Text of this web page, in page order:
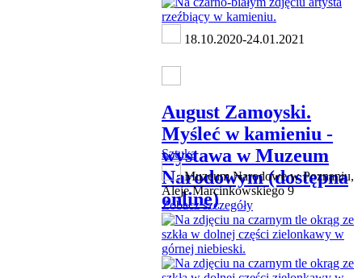
18.10.2020-24.01.2021
August Zamoyski.
Myśleć w kamieniu -
wystawa w Muzeum
Narodowym (dostępna
online)
Sztuka
Muzeum Narodowe w Poznaniu,
Aleje Marcinkowskiego 9
Zobacz szczegóły